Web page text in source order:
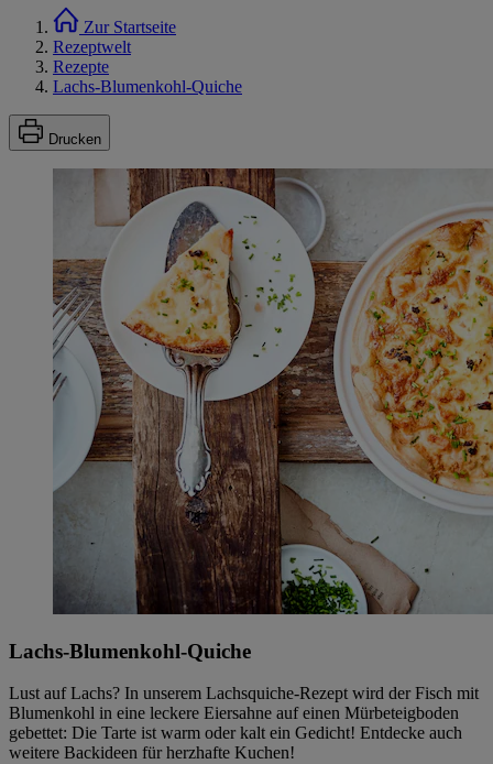
Zur Startseite
Rezeptwelt
Rezepte
Lachs-Blumenkohl-Quiche
Drucken
Lachs-Blumenkohl-Quiche
Lust auf Lachs? In unserem Lachsquiche-Rezept wird der Fisch mit
Blumenkohl in eine leckere Eiersahne auf einen Mürbeteigboden
gebettet: Die Tarte ist warm oder kalt ein Gedicht! Entdecke auch
weitere Backideen für herzhafte Kuchen!